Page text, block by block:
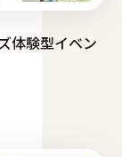
体験型イベン